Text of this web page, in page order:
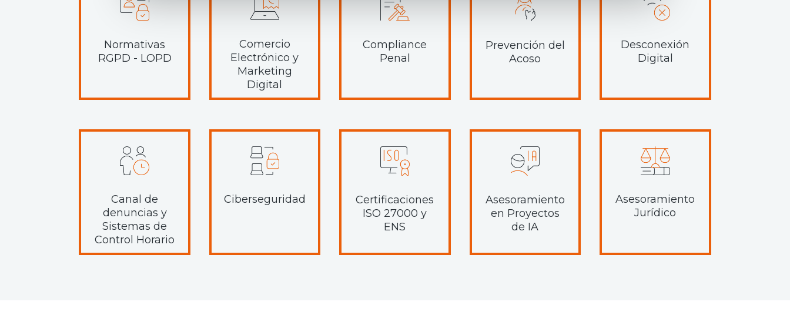
Normativas
RGPD - LOPD
Comercio
Electrónico y
Marketing
Digital
Compliance
Penal
Prevención del
Acoso
Desconexión
Digital
Canal de
denuncias y
Sistemas de
Control Horario
Ciberseguridad
Certificaciones
ISO 27000 y
ENS
Asesoramiento
en Proyectos
de IA
Asesoramiento
Jurídico